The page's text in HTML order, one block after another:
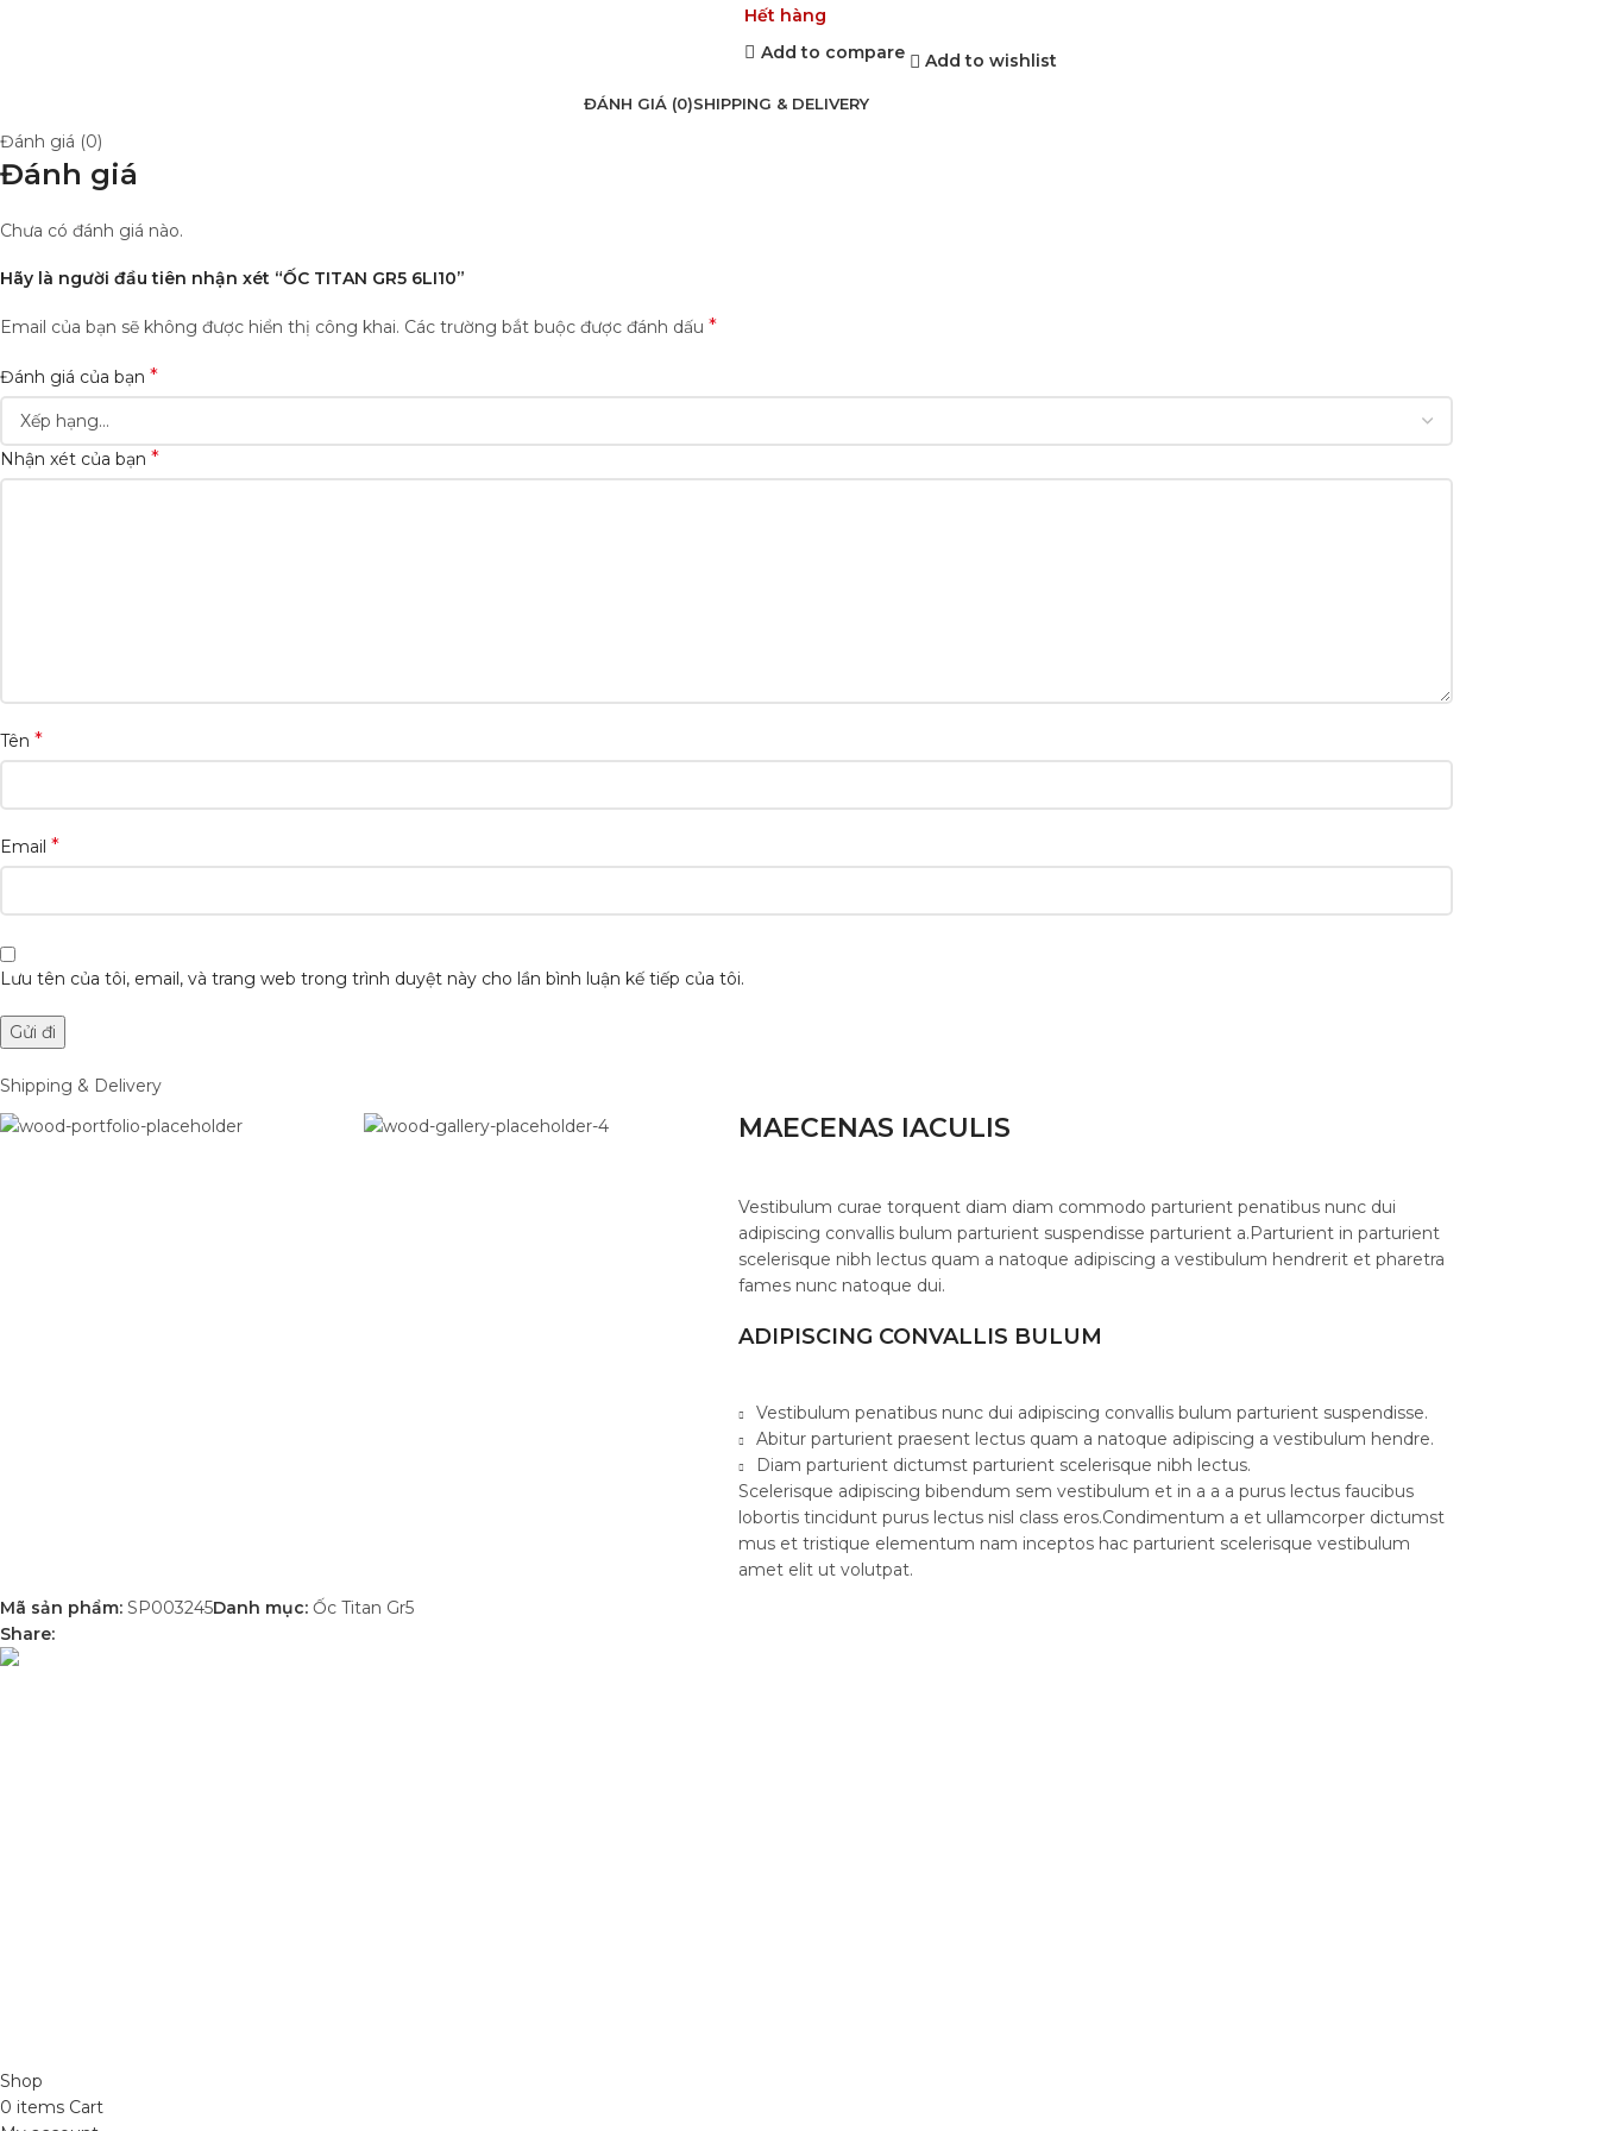
Hết hàng
Add to compare
Add to wishlist
ĐÁNH GIÁ (0)SHIPPING & DELIVERY
Đánh giá (0)
Đánh giá
Chưa có đánh giá nào.
Hãy là người đầu tiên nhận xét “ỐC TITAN GR5 6LI10”
Email của bạn sẽ không được hiển thị công khai. Các trường bắt buộc được đánh dấu *
Đánh giá của bạn *
Nhận xét của bạn *
Tên *
Email *
Lưu tên của tôi, email, và trang web trong trình duyệt này cho lần bình luận kế tiếp của tôi.
Shipping & Delivery
MAECENAS IACULIS
Vestibulum curae torquent diam diam commodo parturient penatibus nunc dui
adipiscing convallis bulum parturient suspendisse parturient a.Parturient in parturient
scelerisque nibh lectus quam a natoque adipiscing a vestibulum hendrerit et pharetra
fames nunc natoque dui.
ADIPISCING CONVALLIS BULUM
Vestibulum penatibus nunc dui adipiscing convallis bulum parturient suspendisse.
Abitur parturient praesent lectus quam a natoque adipiscing a vestibulum hendre.
Diam parturient dictumst parturient scelerisque nibh lectus.
Scelerisque adipiscing bibendum sem vestibulum et in a a a purus lectus faucibus
lobortis tincidunt purus lectus nisl class eros.Condimentum a et ullamcorper dictumst
mus et tristique elementum nam inceptos hac parturient scelerisque vestibulum
amet elit ut volutpat.
Mã sản phẩm: SP003245Danh mục: Ốc Titan Gr5
Share:
Shop
0 items Cart